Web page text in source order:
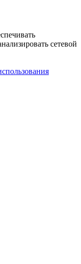
сетевой